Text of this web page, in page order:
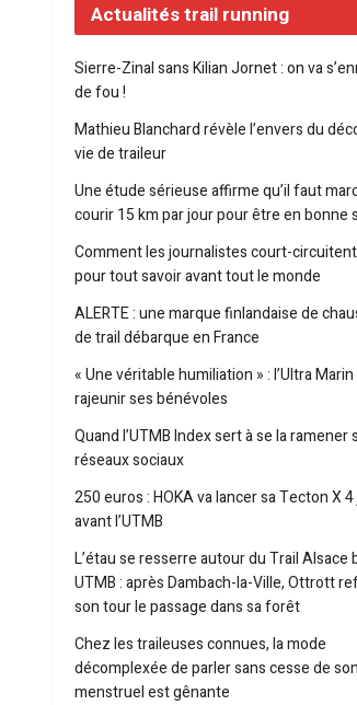
Actualités trail running
Sierre-Zinal sans Kilian Jornet : on va
de fou !
Mathieu Blanchard révèle l’envers du
vie de traileur
Une étude sérieuse affirme qu’il faut
courir 15 km par jour pour être en bonne
Comment les journalistes court-
pour tout savoir avant tout le monde
ALERTE : une marque finlandaise de
de trail débarque en France
« Une véritable humiliation » : l’Ultra
rajeunir ses bénévoles
Quand l’UTMB Index sert à se la ramener
réseaux sociaux
250 euros : HOKA va lancer sa Tecton X
avant l’UTMB
L’étau se resserre autour du Trail Alsace
UTMB : après Dambach-la-Ville, Ottrott
son tour le passage dans sa forêt
Chez les traileuses connues, la mode
décomplexée de parler sans cesse de
menstruel est gênante